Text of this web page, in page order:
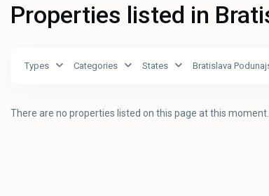
Properties listed in
Types Categories States Bratislava
There are no properties listed on this page at this